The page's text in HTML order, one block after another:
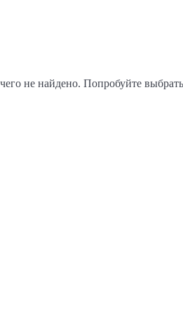
не найдено. Попробуйте